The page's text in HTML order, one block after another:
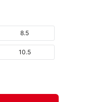
10.5
8.5